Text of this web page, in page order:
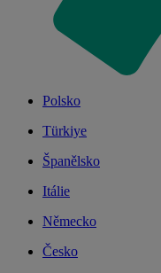
Polsko
Türkiye
Španělsko
Itálie
Německo
Česko